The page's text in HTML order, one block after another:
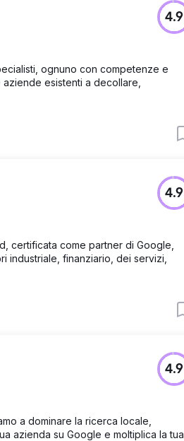
4.9
ognuno con competenze e
esistenti a decollare,
4.9
certificata come partner di Google,
industriale, finanziario, dei servizi,
4.9
a dominare la ricerca locale,
azienda su Google e moltiplica la tua